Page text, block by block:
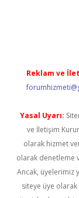
Reklam ve
Yasal Uyarı:
ve İletişim
olarak hizmet
olarak denetleme
Ancak, üyelerimiz
siteye üye